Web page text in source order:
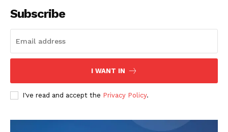
Subscribe
I WANT IN
I've read and accept the Privacy Policy.